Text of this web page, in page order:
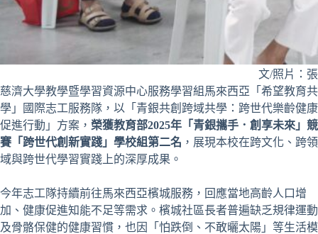
文/照片：
慈濟大學教學暨學習資源中心服務學習組馬來西亞「希望教育共
學」國際志工服務隊，以「青銀共創跨域共學：跨世代樂齡健康
促進行動」方案， 榮獲教育部2025年「青銀攜手．創享未來」競
賽「跨世代創新實踐」學校組第二名 ，展現本校在跨文化、跨領
域與跨世代學習實踐上的深厚成果。
今年志工隊持續前往馬來西亞檳城服務，回應當地高齡人口增
加、健康促進知能不足等需求。檳城社區長者普遍缺乏規律運動
及骨骼保健的健康習慣，也因「怕跌倒、不敢曬太陽」等生活模